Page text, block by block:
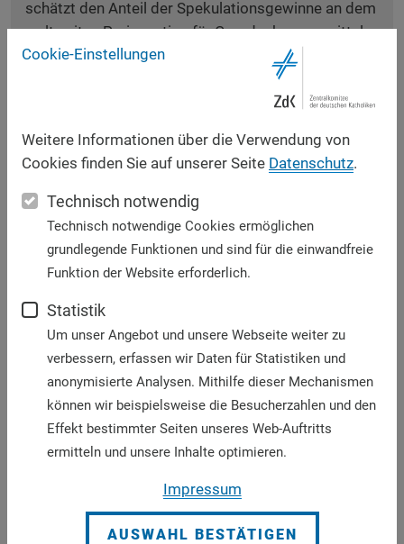
schätzt den Anteil der Spekulationsgewinne an dem
weltweiten Preisanstieg für Grundnah-rungsmittel
auf 50 bis 60 Prozent. Robert Zoellnick, Präsident
der Weltbank, lastet den Spekulanten rund 37
Prozent der Preisentwicklung an. Dieser Trend hat
verlagern internationale Investoren (Hedgefonds
und andere hochspekulative Fonds) ihre
Handelsaktivitäten zunehmend an die Chicagoer
Börse, um mit Nahrungsmittelpapieren in möglichst
kurzer Zeit möglichst große Gewinne zu erzielen.
Doch dahinter stecken eben nicht nur Aktien oder
Millionen Menschen. Dieser fatalen Entwicklung
können wir nicht länger tatenlos zusehen!
Für die Frage, wie die reine Spekulation angesichts
des Missverhältnisses zwischen Leistung und
Gewinn sozialethisch zu beurteilen ist, schauen
katholische Theologen auch heute noch gerne bei
erschienenen Werk von Domingo de Soto heißt es:
"Dabei besteht noch der verderbliche Übelstand …,
Cookie-Einstellungen
Weitere Informationen über die Verwendung von
Cookies finden Sie auf unserer Seite Datenschutz.
Technisch notwendig
Technisch notwendige Cookies ermöglichen
grundlegende Funktionen und sind für die einwandfreie
Funktion der Website erforderlich.
Statistik
Um unser Angebot und unsere Webseite weiter zu
verbessern, erfassen wir Daten für Statistiken und
anonymisierte Analysen. Mithilfe dieser Mechanismen
können wir beispielsweise die Besucherzahlen und den
Effekt bestimmter Seiten unseres Web-Auftritts
ermitteln und unsere Inhalte optimieren.
Impressum
AUSWAHL BESTÄTIGEN